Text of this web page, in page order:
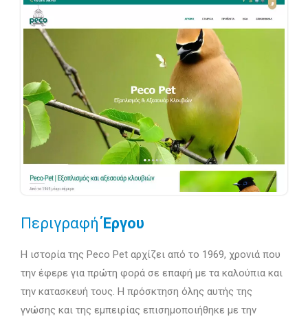
ΠεριγραφήΈργου
Η ιστορία της Peco Pet αρχίζει από το 1969, χρονιά που
την έφερε για πρώτη φορά σε επαφή με τα καλούπια και
την κατασκευή τους. Η πρόσκτηση όλης αυτής της
γνώσης και της εμπειρίας επισημοποιήθηκε με την